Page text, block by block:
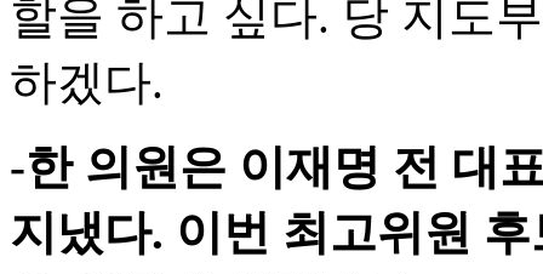
할을 하고 싶다. 당 지도
하겠다.
-한 의원은 이재명 전 대
지냈다. 이번 최고위원